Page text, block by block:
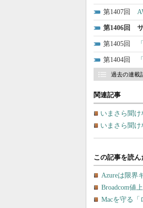
1407
1406
1405
1404
過去の連載
関連記事
いまさら聞
いまさら聞